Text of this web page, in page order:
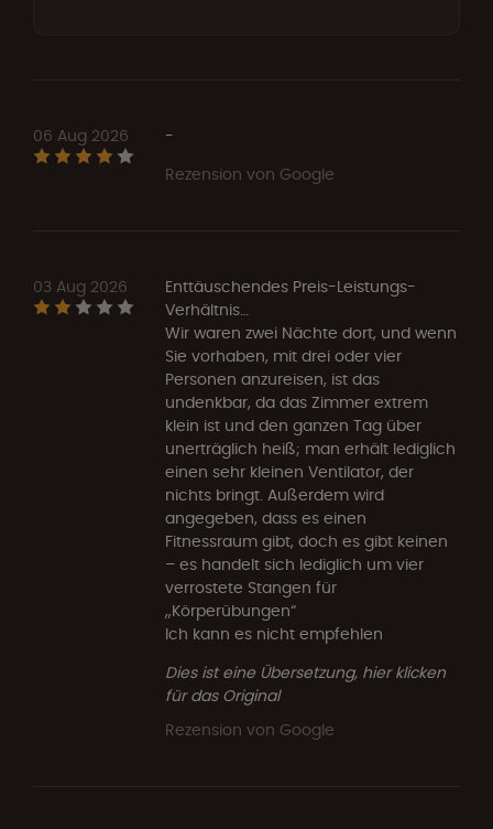
06 Aug 2026
-
Rezension von Google
03 Aug 2026
Enttäuschendes Preis-Leistungs-
Verhältnis…
Wir waren zwei Nächte dort, und wenn
Sie vorhaben, mit drei oder vier
Personen anzureisen, ist das
undenkbar, da das Zimmer extrem
klein ist und den ganzen Tag über
unerträglich heiß; man erhält lediglich
einen sehr kleinen Ventilator, der
nichts bringt. Außerdem wird
angegeben, dass es einen
Fitnessraum gibt, doch es gibt keinen
– es handelt sich lediglich um vier
verrostete Stangen für
„Körperübungen“
Ich kann es nicht empfehlen
Dies ist eine Übersetzung, hier klicken
für das Original
Rezension von Google